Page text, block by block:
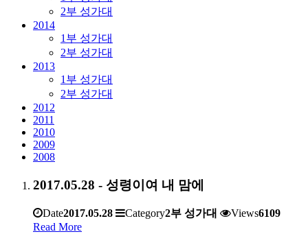
2부 성가대
2014
1부 성가대
2부 성가대
2013
1부 성가대
2부 성가대
2012
2011
2010
2009
2008
2017.05.28 - 성령이여 내 맘에
Date2017.05.28 Category2부 성가대 Views6109
Read More